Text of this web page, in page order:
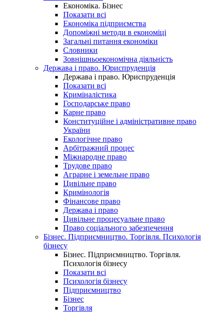
Економіка. Бізнес
Показати всі
Економіка підприємства
Допоміжні методи в економіці
Загальні питання економіки
Словники
Зовнішньоекономічна діяльність
Держава і право. Юриспруденція
Держава і право. Юриспруденція
Показати всі
Криміналістика
Господарське право
Карне право
Конституційне і адміністративне право
України
Екологічне право
Арбітражний процес
Міжнародне право
Трудове право
Аграрне і земельне право
Цивільне право
Кримінологія
Фінансове право
Держава і право
Цивільне процесуальне право
Право соціального забезпечення
Бізнес. Підприємництво. Торгівля. Психологія
бізнесу
Бізнес. Підприємництво. Торгівля.
Психологія бізнесу
Показати всі
Психологія бізнесу
Підприємництво
Бізнес
Торгівля